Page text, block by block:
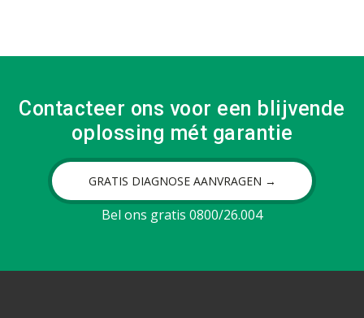
Contacteer ons voor een blijvende
oplossing mét garantie
GRATIS DIAGNOSE AANVRAGEN →
Bel ons gratis 0800/26.004